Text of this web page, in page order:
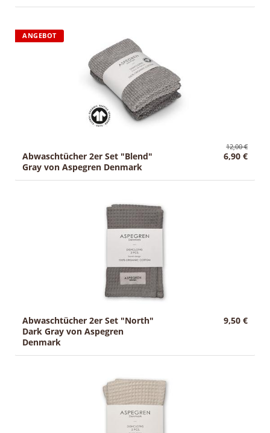
ANGEBOT
12,00 €
Abwaschtücher 2er Set "Blend"
Gray von Aspegren Denmark
6,90 €
Abwaschtücher 2er Set "North"
Dark Gray von Aspegren
Denmark
9,50 €